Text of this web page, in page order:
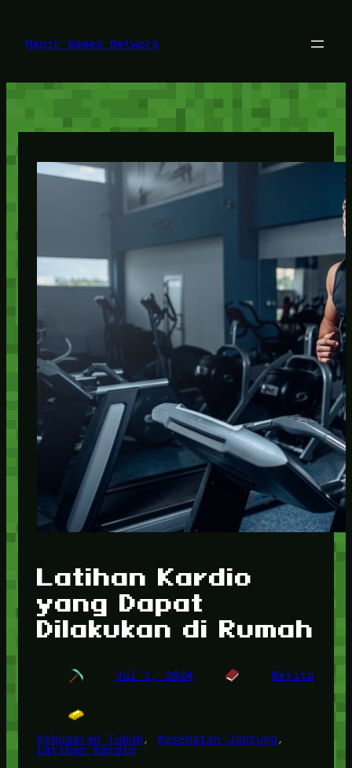
konten
Magic Games Network
Latihan Kardio
yang Dapat
Dilakukan di Rumah
Jul 1, 2024 Berita
Kebugaran Tubuh, Kesehatan Jantung
Latihan Kardio